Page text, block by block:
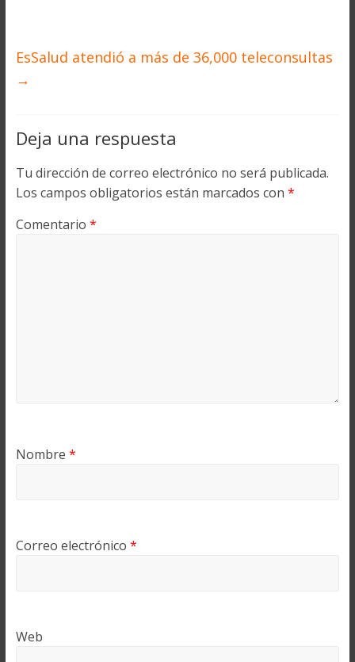
EsSalud atendió a más de 36,000 teleconsultas
→
Deja una respuesta
Tu dirección de correo electrónico no será publicada.
Los campos obligatorios están marcados con *
Comentario *
Nombre *
Correo electrónico *
Web